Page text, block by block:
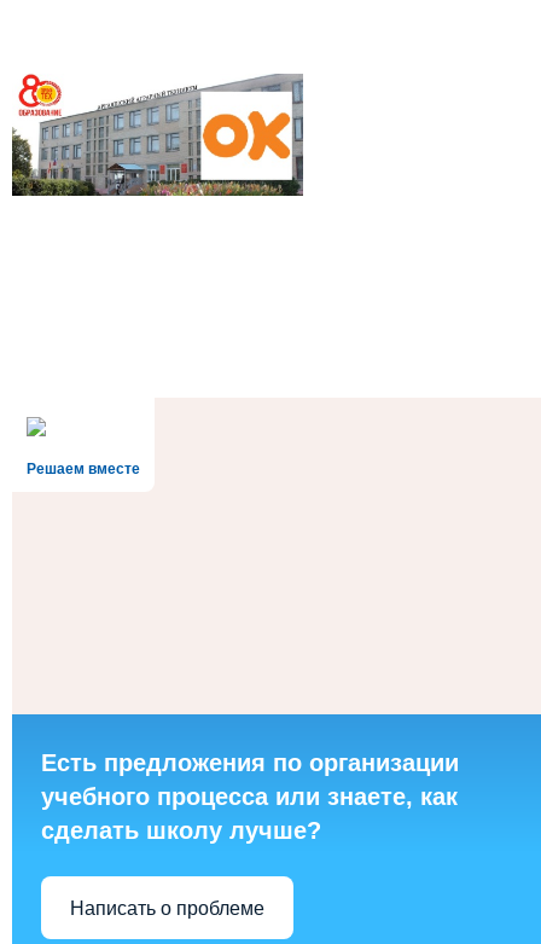
Решаем вместе
Есть предложения по организации
учебного процесса или знаете, как
сделать школу лучше?
Написать о проблеме